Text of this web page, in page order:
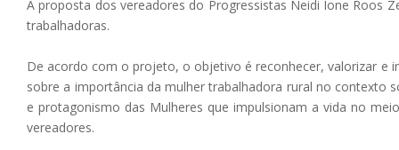
A proposta dos vereadores do Progressistas Neidi Ione Roos
trabalhadoras.
De acordo com o projeto, o objetivo é reconhecer, valorizar e
sobre a importância da mulher trabalhadora rural no contexto
e protagonismo das Mulheres que impulsionam a vida no
vereadores.